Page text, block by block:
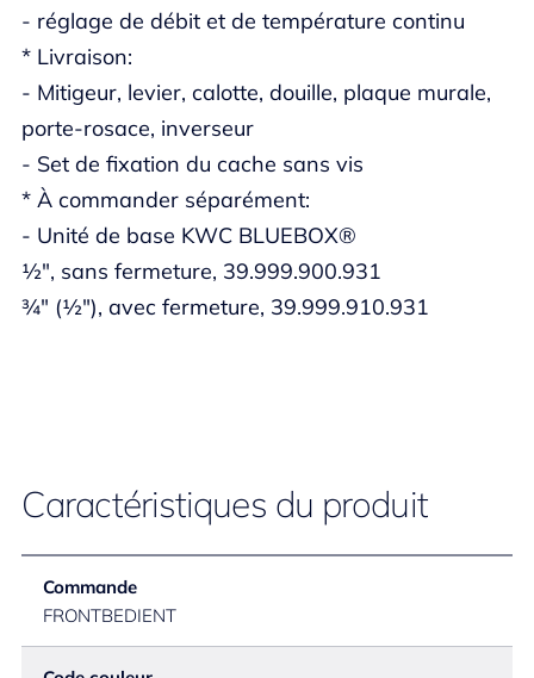
- réglage de débit et de température continu
* Livraison:
- Mitigeur, levier, calotte, douille, plaque murale,
porte-rosace, inverseur
- Set de fixation du cache sans vis
* À commander séparément:
- Unité de base KWC BLUEBOX®
½", sans fermeture, 39.999.900.931
¾" (½"), avec fermeture, 39.999.910.931
Caractéristiques du produit
Commande
FRONTBEDIENT